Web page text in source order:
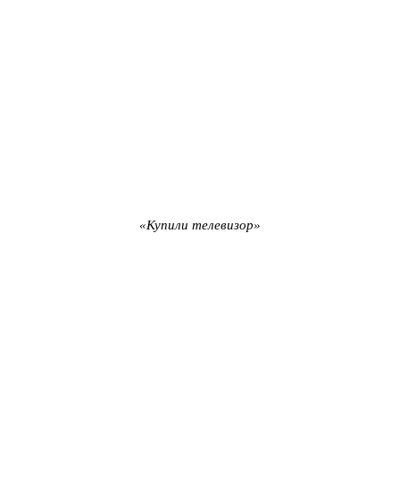
«Купили телевизор»